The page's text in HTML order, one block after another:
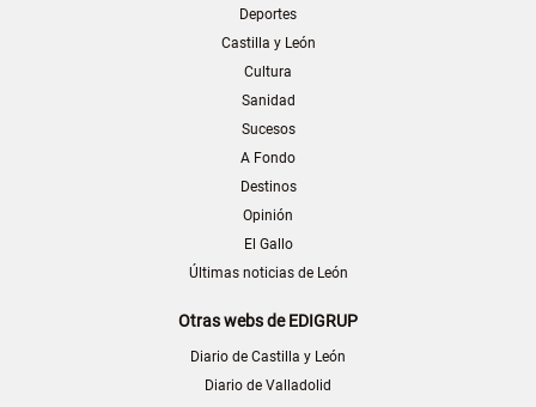
Deportes
Castilla y León
Cultura
Sanidad
Sucesos
A Fondo
Destinos
Opinión
El Gallo
Últimas noticias de León
Otras webs de EDIGRUP
Diario de Castilla y León
Diario de Valladolid